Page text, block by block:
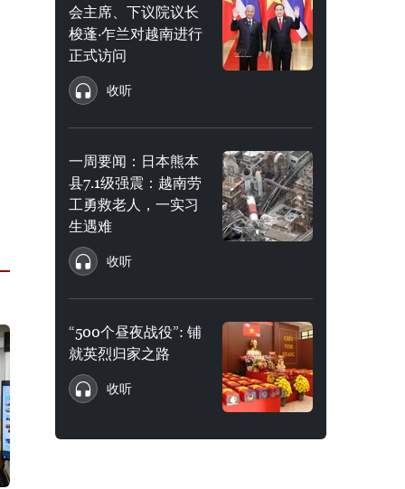
会主席、下议院议长
梭蓬·乍兰对越南进行
正式访问
收听
一周要闻：日本熊本
县7.1级强震：越南劳
工勇救老人，一实习
生遇难
收听
“500个昼夜战役”: 铺
就英烈归家之路
收听